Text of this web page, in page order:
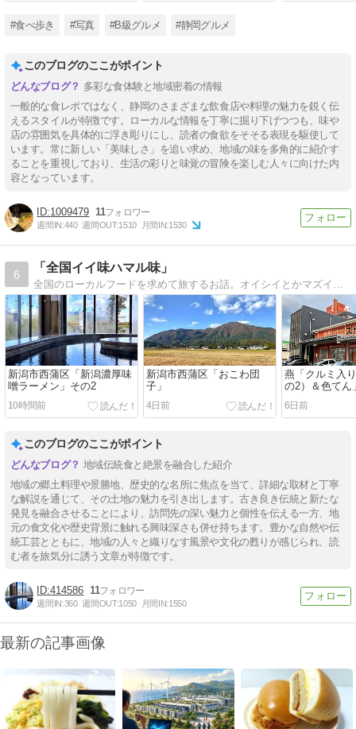
#食べ歩き #写真 #B級グルメ #静岡グルメ
このブログのここがポイント
多彩な食体験と地域密着の情報
一般的な食レポではなく、静岡のさまざまな飲食店や料理の魅力を鋭く伝
えるスタイルが特徴です。ローカルな情報を丁寧に掘り下げつつも、味や
店の雰囲気を具体的に浮き彫りにし、読者の食欲をそそる表現を駆使して
います。常に新しい「美味しさ」を追い求め、地域の味を多角的に紹介す
ることを重視しており、生活の彩りと味覚の冒険を楽しむ人々に向けた内
容となっています。
1009479 11
週間IN:440 週間OUT:1510 月間IN:1530
6
「全国イイ味ハマル味」
新潟市西蒲区「新潟濃厚味
噌ラーメン」その2
10時間前
新潟市西蒲区「おこわ団
子」
4日前
燕「クルミ入
の2）＆色てん
6日前
このブログのここがポイント
地域伝統食と絶景を融合した紹介
地域の郷土料理や景勝地、歴史的な名所に焦点を当て、詳細な取材と丁寧
な解説を通じて、その土地の魅力を引き出します。古き良き伝統と新たな
発見を融合させることにより、訪問先の深い魅力と個性を伝える一方、地
元の食文化や歴史背景に触れる興味深さも併せ持ちます。豊かな自然や伝
統工芸とともに、地域の人々と織りなす風景や文化の甦りが感じられ、読
む者を旅気分に誘う文章が特徴です。
414586 11
週間IN:360 週間OUT:1050 月間IN:1550
最新の記事画像